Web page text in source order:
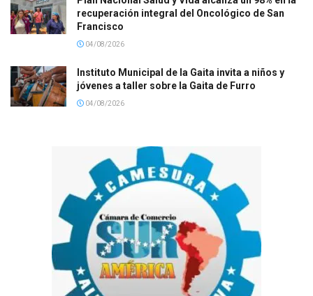
recuperación integral del Oncológico de San
Francisco
04/08/2026
Instituto Municipal de la Gaita invita a niños y
jóvenes a taller sobre la Gaita de Furro
04/08/2026